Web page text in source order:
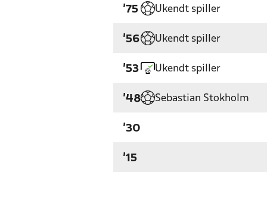
'75 Ukendt spiller
'56 Ukendt spiller
'53 Ukendt spiller
'48 Sebastian Stokholm
'30
'15